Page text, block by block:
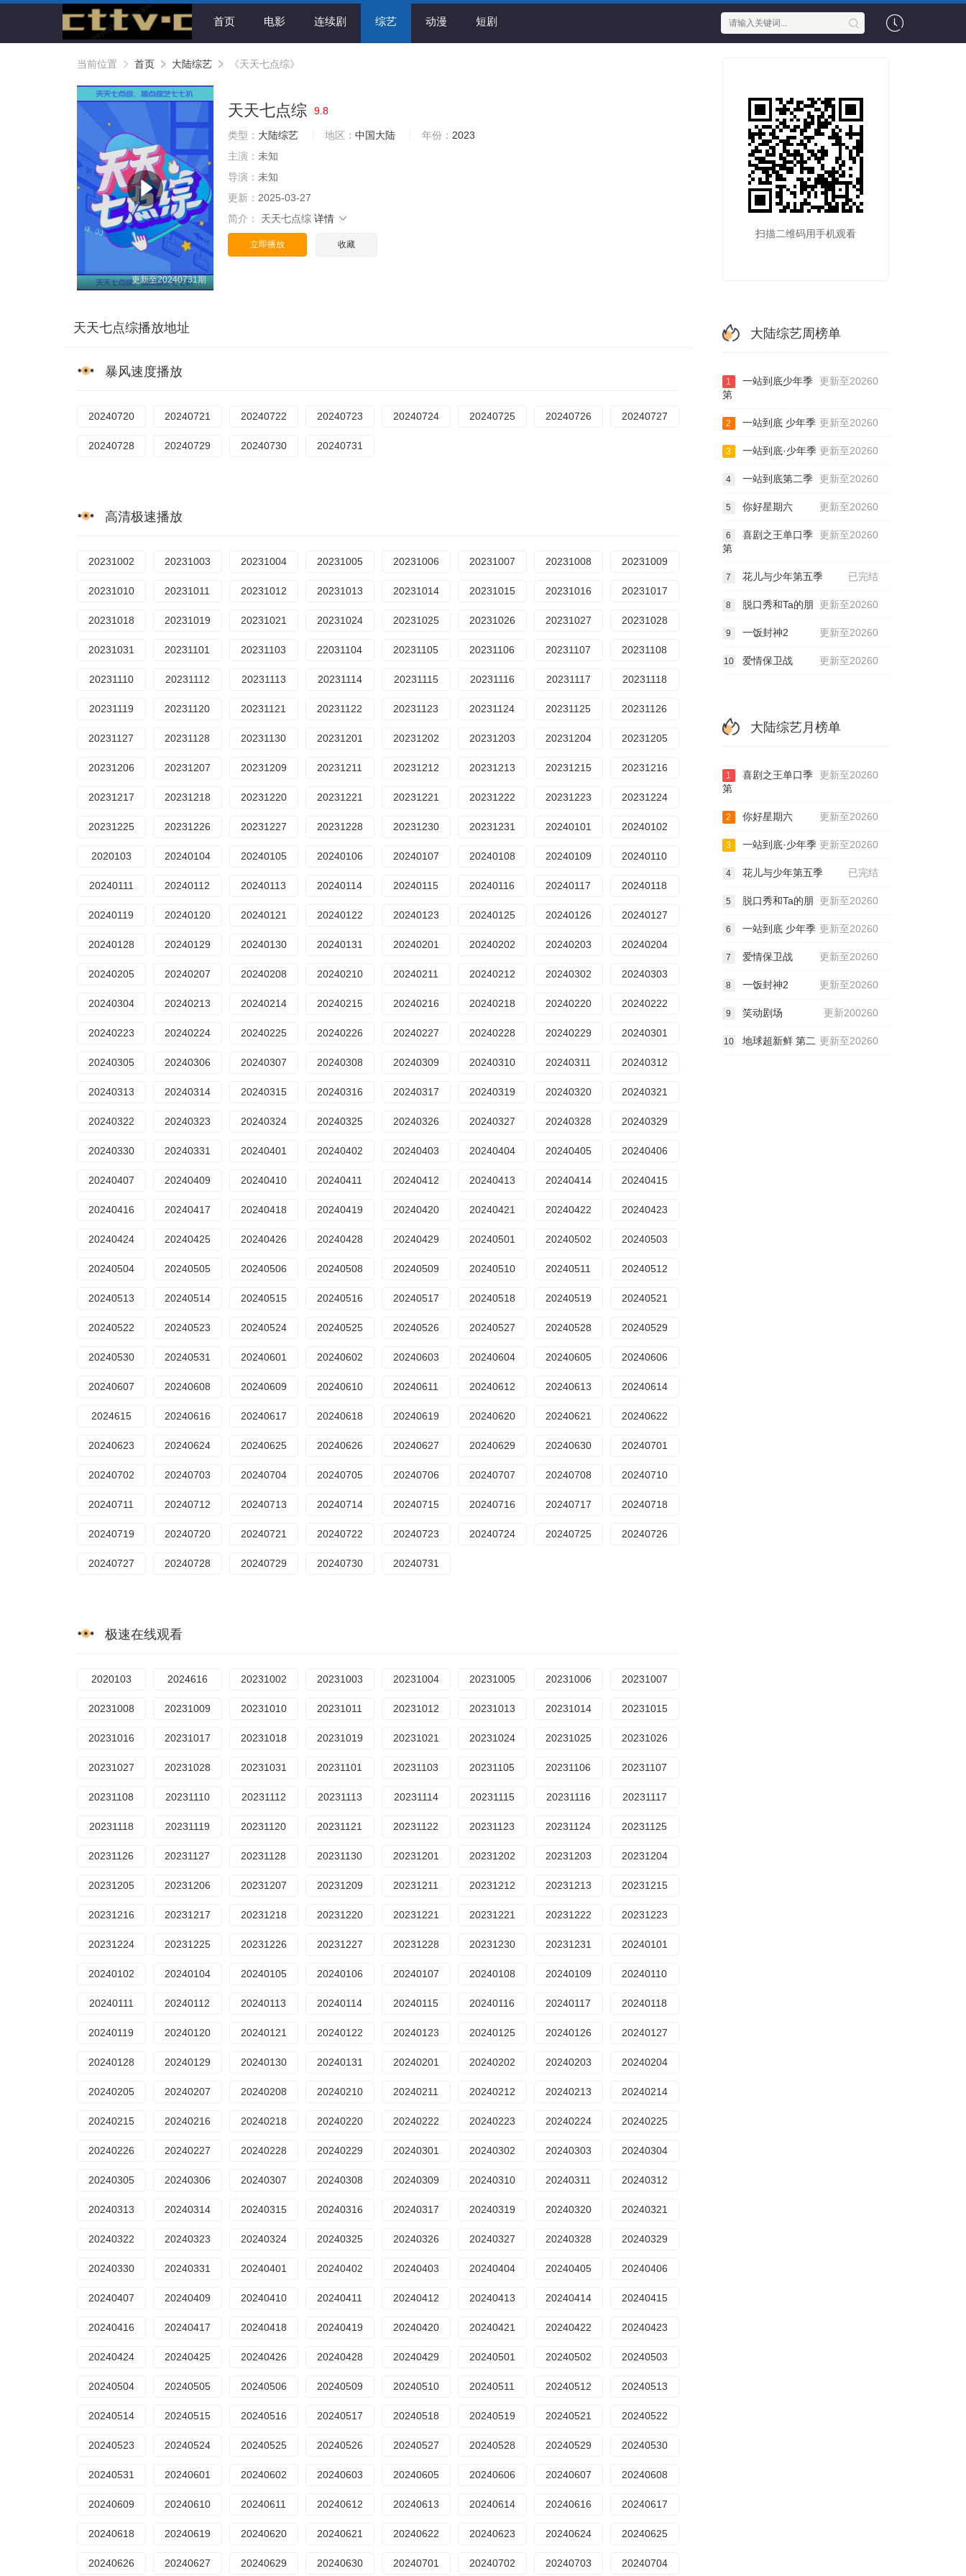
首页 电影 连续剧 综艺 动漫 短剧
当前位置 首页 大陆综艺 《天天七点综》
更新至20240731期
天天七点综 9.8
类型： 大陆综艺 地区： 中国大陆 年份： 2023
主演： 未知
导演： 未知
更新： 2025-03-27
简介：
天天七点综 详情
立即播放 收藏
天天七点综播放地址
暴风速度播放
20240720 20240721 20240722 20240723 20240724 20240725 20240726 20240727
20240728 20240729 20240730 20240731
高清极速播放
20231002 20231003 20231004 20231005 20231006 20231007 20231008 20231009
20231010 20231011 20231012 20231013 20231014 20231015 20231016 20231017
20231018 20231019 20231021 20231024 20231025 20231026 20231027 20231028
20231031 20231101 20231103 22031104 20231105 20231106 20231107 20231108
20231110 20231112 20231113 20231114 20231115 20231116 20231117 20231118
20231119 20231120 20231121 20231122 20231123 20231124 20231125 20231126
20231127 20231128 20231130 20231201 20231202 20231203 20231204 20231205
20231206 20231207 20231209 20231211 20231212 20231213 20231215 20231216
20231217 20231218 20231220 20231221 20231221 20231222 20231223 20231224
20231225 20231226 20231227 20231228 20231230 20231231 20240101 20240102
2020103 20240104 20240105 20240106 20240107 20240108 20240109 20240110
20240111 20240112 20240113 20240114 20240115 20240116 20240117 20240118
20240119 20240120 20240121 20240122 20240123 20240125 20240126 20240127
20240128 20240129 20240130 20240131 20240201 20240202 20240203 20240204
20240205 20240207 20240208 20240210 20240211 20240212 20240302 20240303
20240304 20240213 20240214 20240215 20240216 20240218 20240220 20240222
20240223 20240224 20240225 20240226 20240227 20240228 20240229 20240301
20240305 20240306 20240307 20240308 20240309 20240310 20240311 20240312
20240313 20240314 20240315 20240316 20240317 20240319 20240320 20240321
20240322 20240323 20240324 20240325 20240326 20240327 20240328 20240329
20240330 20240331 20240401 20240402 20240403 20240404 20240405 20240406
20240407 20240409 20240410 20240411 20240412 20240413 20240414 20240415
20240416 20240417 20240418 20240419 20240420 20240421 20240422 20240423
20240424 20240425 20240426 20240428 20240429 20240501 20240502 20240503
20240504 20240505 20240506 20240508 20240509 20240510 20240511 20240512
20240513 20240514 20240515 20240516 20240517 20240518 20240519 20240521
20240522 20240523 20240524 20240525 20240526 20240527 20240528 20240529
20240530 20240531 20240601 20240602 20240603 20240604 20240605 20240606
20240607 20240608 20240609 20240610 20240611 20240612 20240613 20240614
2024615 20240616 20240617 20240618 20240619 20240620 20240621 20240622
20240623 20240624 20240625 20240626 20240627 20240629 20240630 20240701
20240702 20240703 20240704 20240705 20240706 20240707 20240708 20240710
20240711 20240712 20240713 20240714 20240715 20240716 20240717 20240718
20240719 20240720 20240721 20240722 20240723 20240724 20240725 20240726
20240727 20240728 20240729 20240730 20240731
极速在线观看
2020103 2024616 20231002 20231003 20231004 20231005 20231006 20231007
20231008 20231009 20231010 20231011 20231012 20231013 20231014 20231015
20231016 20231017 20231018 20231019 20231021 20231024 20231025 20231026
20231027 20231028 20231031 20231101 20231103 20231105 20231106 20231107
20231108 20231110 20231112 20231113 20231114 20231115 20231116 20231117
20231118 20231119 20231120 20231121 20231122 20231123 20231124 20231125
20231126 20231127 20231128 20231130 20231201 20231202 20231203 20231204
20231205 20231206 20231207 20231209 20231211 20231212 20231213 20231215
20231216 20231217 20231218 20231220 20231221 20231221 20231222 20231223
20231224 20231225 20231226 20231227 20231228 20231230 20231231 20240101
20240102 20240104 20240105 20240106 20240107 20240108 20240109 20240110
20240111 20240112 20240113 20240114 20240115 20240116 20240117 20240118
20240119 20240120 20240121 20240122 20240123 20240125 20240126 20240127
20240128 20240129 20240130 20240131 20240201 20240202 20240203 20240204
20240205 20240207 20240208 20240210 20240211 20240212 20240213 20240214
20240215 20240216 20240218 20240220 20240222 20240223 20240224 20240225
20240226 20240227 20240228 20240229 20240301 20240302 20240303 20240304
20240305 20240306 20240307 20240308 20240309 20240310 20240311 20240312
20240313 20240314 20240315 20240316 20240317 20240319 20240320 20240321
20240322 20240323 20240324 20240325 20240326 20240327 20240328 20240329
20240330 20240331 20240401 20240402 20240403 20240404 20240405 20240406
20240407 20240409 20240410 20240411 20240412 20240413 20240414 20240415
20240416 20240417 20240418 20240419 20240420 20240421 20240422 20240423
20240424 20240425 20240426 20240428 20240429 20240501 20240502 20240503
20240504 20240505 20240506 20240509 20240510 20240511 20240512 20240513
20240514 20240515 20240516 20240517 20240518 20240519 20240521 20240522
20240523 20240524 20240525 20240526 20240527 20240528 20240529 20240530
20240531 20240601 20240602 20240603 20240605 20240606 20240607 20240608
20240609 20240610 20240611 20240612 20240613 20240614 20240616 20240617
20240618 20240619 20240620 20240621 20240622 20240623 20240624 20240625
20240626 20240627 20240629 20240630 20240701 20240702 20240703 20240704
扫描二维码用手机观看
大陆综艺周榜单
更新至20260
1
一站到底少年季
第
更新至20260
2 一站到底 少年季
更新至20260
3 一站到底·少年季
更新至20260
4 一站到底第二季
更新至20260
5 你好星期六
更新至20260
6
喜剧之王单口季
第
已完结
7 花儿与少年第五季
更新至20260
8 脱口秀和Ta的朋
更新至20260
9 一饭封神2
更新至20260
10 爱情保卫战
大陆综艺月榜单
更新至20260
1
喜剧之王单口季
第
更新至20260
2 你好星期六
更新至20260
3 一站到底·少年季
已完结
4 花儿与少年第五季
更新至20260
5 脱口秀和Ta的朋
更新至20260
6 一站到底 少年季
更新至20260
7 爱情保卫战
更新至20260
8 一饭封神2
更新200260
9 笑动剧场
更新至20260
10 地球超新鲜 第二